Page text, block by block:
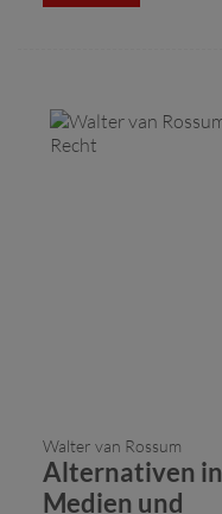
Walter van Rossum
Alternativen in
Medien und